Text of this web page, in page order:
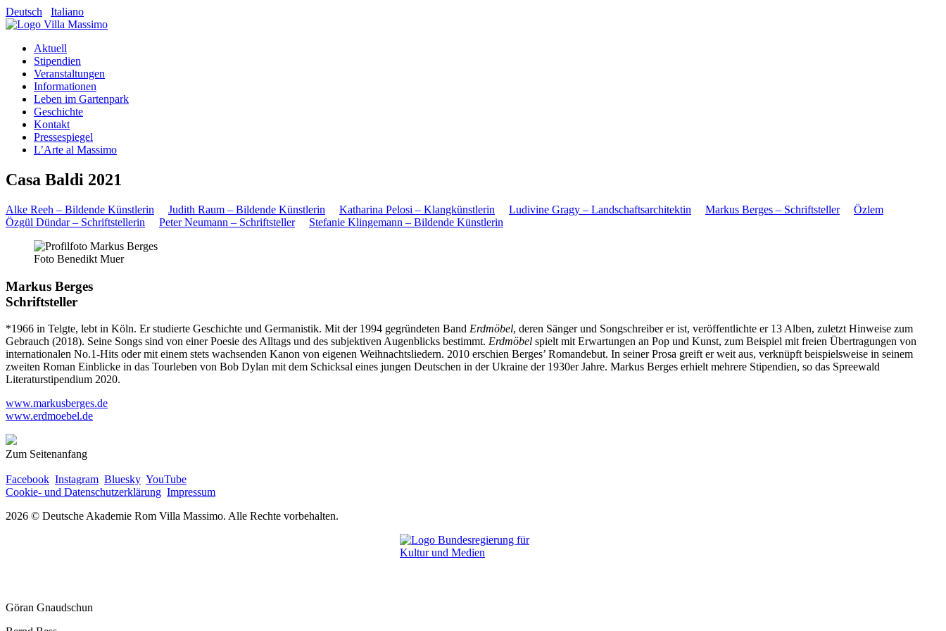
Deutsch Italiano
Aktuell
Stipendien
Veranstaltungen
Informationen
Leben im Gartenpark
Geschichte
Kontakt
Pressespiegel
L’Arte al Massimo
Casa Baldi 2021
Alke Reeh – Bildende Künstlerin Judith Raum – Bildende Künstlerin Katharina Pelosi – Klangkünstlerin Ludivine Gragy – Landschaftsarchitektin Markus Berges – Schriftsteller
Özlem
Özgül Dündar – Schriftstellerin
Peter Neumann – Schriftsteller Stefanie Klingemann – Bildende Künstlerin
Foto Benedikt Muer
Markus Berges
Schriftsteller
*1966 in Telgte, lebt in Köln. Er studierte Geschichte und Germanistik. Mit der 1994 gegründeten Band Erdmöbel, deren Sänger und Songschreiber er ist, veröffentlichte er 13 Alben, zuletzt Hinweise zum
Gebrauch (2018). Seine Songs sind von einer Poesie des Alltags und des subjektiven Augenblicks bestimmt. Erdmöbel spielt mit Erwartungen an Pop und Kunst, zum Beispiel mit freien Übertragungen von
internationalen No.1-Hits oder mit einem stets wachsenden Kanon von eigenen Weihnachtsliedern. 2010 erschien Berges’ Romandebut. In seiner Prosa greift er weit aus, verknüpft beispielsweise in seinem
zweiten Roman Einblicke in das Tourleben von Bob Dylan mit dem Schicksal eines jungen Deutschen in der Ukraine der 1930er Jahre. Markus Berges erhielt mehrere Stipendien, so das Spreewald
Literaturstipendium 2020.
www.markusberges.de
www.erdmoebel.de
Zum Seitenanfang
Facebook Instagram Bluesky YouTube
Cookie- und Datenschutzerklärung Impressum
2026 © Deutsche Akademie Rom Villa Massimo. Alle Rechte vorbehalten.
Göran Gnaudschun